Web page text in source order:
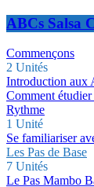
ABCs Salsa
Commençons
2 Unités
Introduction aux
Comment
Rythme
1 Unité
Se familiariser
Les Pas de Base
7 Unités
Le Pas Mambo